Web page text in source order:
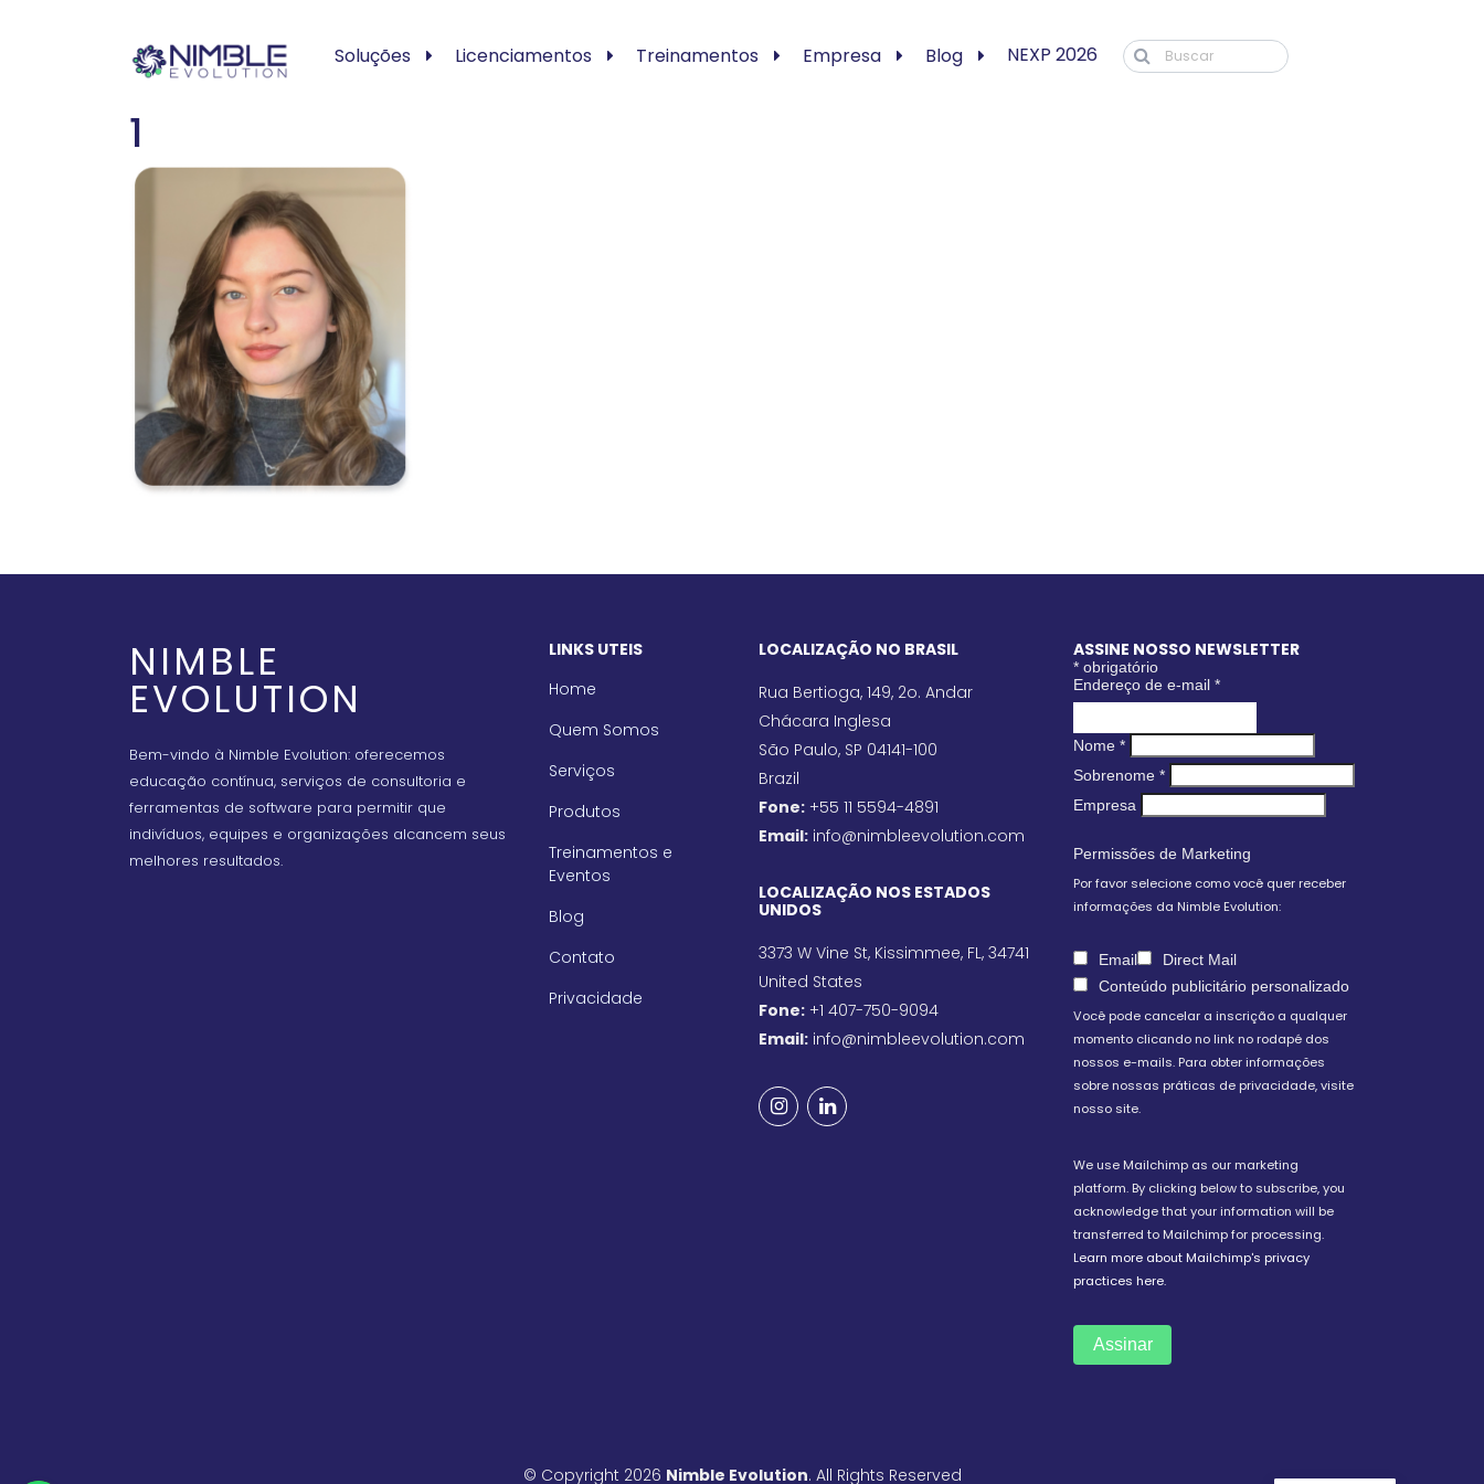
Soluções Licenciamentos Treinamentos Empresa Blog NEXP 2026
1
NIMBLE
EVOLUTION
Bem-vindo à Nimble Evolution: oferecemos
educação contínua, serviços de consultoria e
ferramentas de software para permitir que
indivíduos, equipes e organizações alcancem seus
melhores resultados.
LINKS UTEIS
Home
Quem Somos
Serviços
Produtos
Treinamentos e
Eventos
Blog
Contato
Privacidade
LOCALIZAÇÃO NO BRASIL
Rua Bertioga, 149, 2o. Andar
Chácara Inglesa
São Paulo, SP 04141-100
Brazil
Fone: +55 11 5594-4891
Email: info@nimbleevolution.com
LOCALIZAÇÃO NOS ESTADOS
UNIDOS
3373 W Vine St, Kissimmee, FL, 34741
United States
Fone: +1 407-750-9094
Email: info@nimbleevolution.com
ASSINE NOSSO NEWSLETTER
* obrigatório
Endereço de e-mail *
Nome *
Sobrenome *
Empresa
Permissões de Marketing
Por favor selecione como você quer receber
informações da Nimble Evolution:
Email
Direct Mail
Conteúdo publicitário personalizado
Você pode cancelar a inscrição a qualquer
momento clicando no link no rodapé dos
nossos e-mails. Para obter informações
sobre nossas práticas de privacidade, visite
nosso site.
We use Mailchimp as our marketing
platform. By clicking below to subscribe, you
acknowledge that your information will be
transferred to Mailchimp for processing.
Learn more about Mailchimp's privacy
practices here.
© Copyright 2026 Nimble Evolution. All Rights Reserved